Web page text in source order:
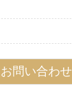
お問い合わせ